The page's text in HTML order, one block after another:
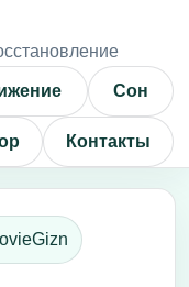
Сон
Контакты